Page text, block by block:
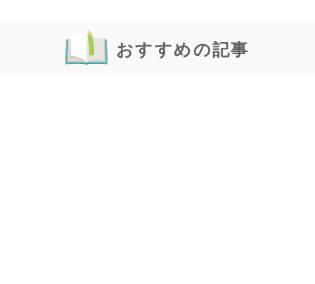
おすすめの記事